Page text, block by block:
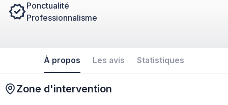
Ponctualité
Professionnalisme
À propos Les avis Statistiques
Zone d'intervention